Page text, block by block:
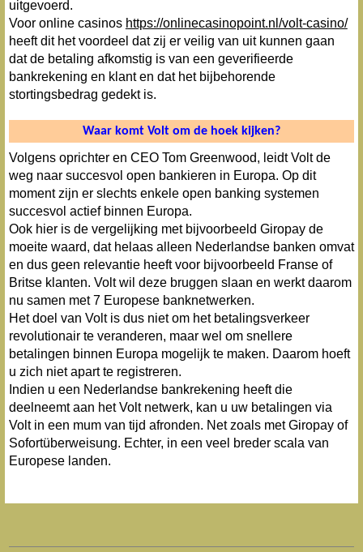
uitgevoerd.
Voor online casinos https://onlinecasinopoint.nl/volt-casino/
heeft dit het voordeel dat zij er veilig van uit kunnen gaan
dat de betaling afkomstig is van een geverifieerde
bankrekening en klant en dat het bijbehorende
stortingsbedrag gedekt is.
Waar komt Volt om de hoek kijken?
Volgens oprichter en CEO Tom Greenwood, leidt Volt de
weg naar succesvol open bankieren in Europa. Op dit
moment zijn er slechts enkele open banking systemen
succesvol actief binnen Europa.
Ook hier is de vergelijking met bijvoorbeeld Giropay de
moeite waard, dat helaas alleen Nederlandse banken omvat
en dus geen relevantie heeft voor bijvoorbeeld Franse of
Britse klanten. Volt wil deze bruggen slaan en werkt daarom
nu samen met 7 Europese banknetwerken.
Het doel van Volt is dus niet om het betalingsverkeer
revolutionair te veranderen, maar wel om snellere
betalingen binnen Europa mogelijk te maken. Daarom hoeft
u zich niet apart te registreren.
Indien u een Nederlandse bankrekening heeft die
deelneemt aan het Volt netwerk, kan u uw betalingen via
Volt in een mum van tijd afronden. Net zoals met Giropay of
Sofortüberweisung. Echter, in een veel breder scala van
Europese landen.